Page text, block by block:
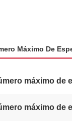
Máximo De
máximo de
máximo de